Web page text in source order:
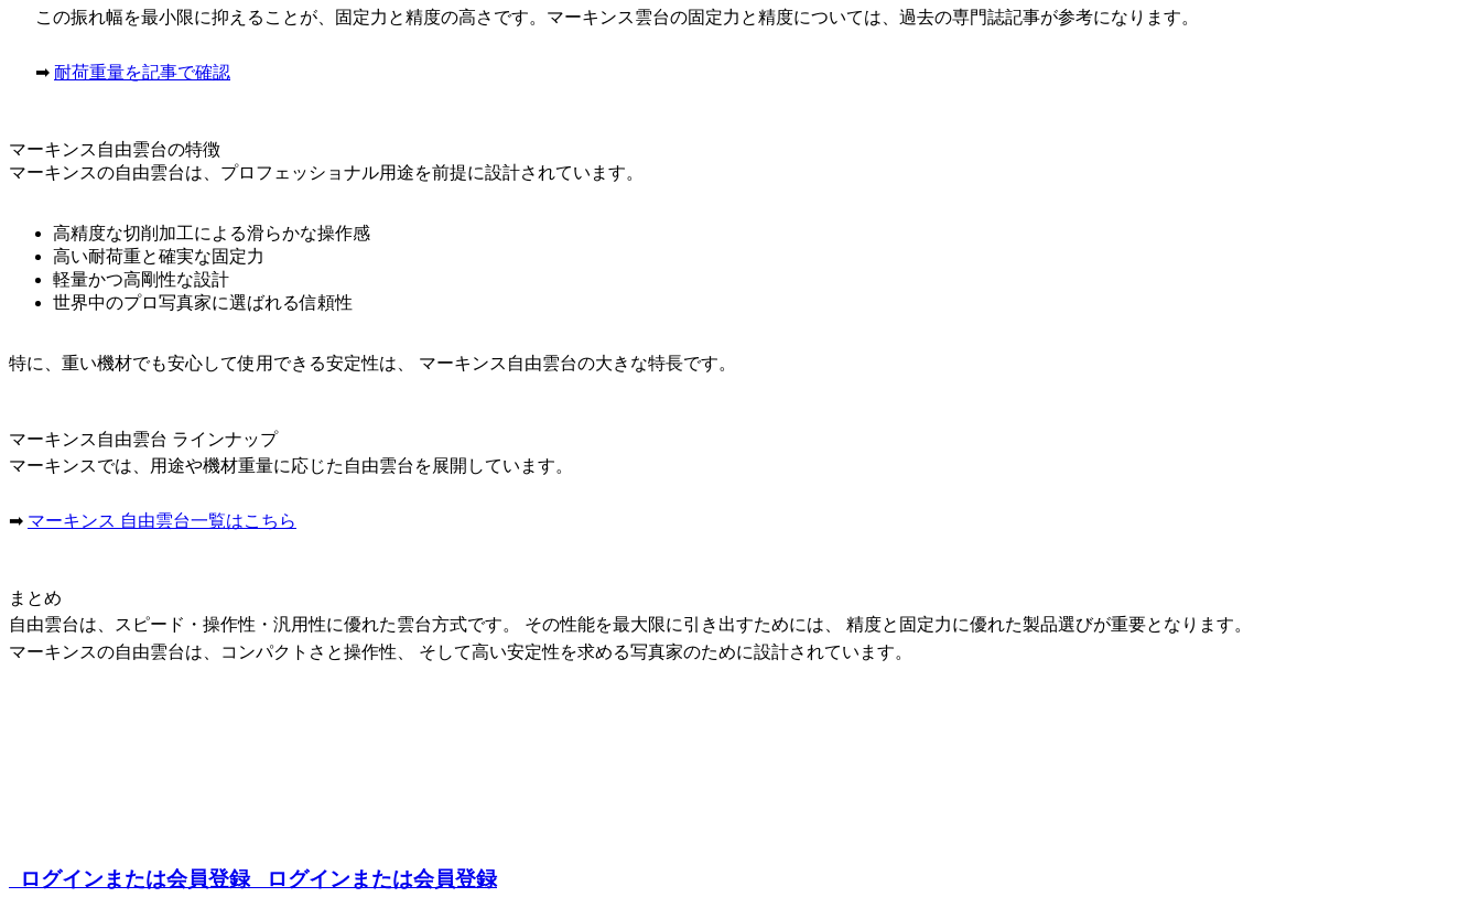
この振れ幅を最小限に抑えることが、固定力と精度の高さです。マーキンス雲台の固定力と精度については、過去の専門誌記事が参考になります。
➡ 耐荷重量を記事で確認
マーキンス自由雲台の特徴
マーキンスの自由雲台は、プロフェッショナル用途を前提に設計されています。
高精度な切削加工による滑らかな操作感
高い耐荷重と確実な固定力
軽量かつ高剛性な設計
世界中のプロ写真家に選ばれる信頼性
特に、重い機材でも安心して使用できる安定性は、 マーキンス自由雲台の大きな特長です。
マーキンス自由雲台 ラインナップ
マーキンスでは、用途や機材重量に応じた自由雲台を展開しています。
➡ マーキンス 自由雲台一覧はこちら
まとめ
自由雲台は、スピード・操作性・汎用性に優れた雲台方式です。 その性能を最大限に引き出すためには、 精度と固定力に優れた製品選びが重要となります。
マーキンスの自由雲台は、コンパクトさと操作性、 そして高い安定性を求める写真家のために設計されています。
ログインまたは会員登録 ログインまたは会員登録